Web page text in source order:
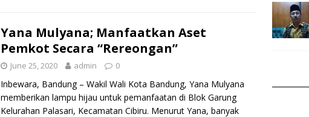
Yana Mulyana; Manfaatkan Aset
Pemkot Secara “Rereongan”
June 25, 2020 admin 0
Inbewara, Bandung – Wakil Wali Kota Bandung, Yana Mulyana
memberikan lampu hijau untuk pemanfaatan di Blok Garung
Kelurahan Palasari, Kecamatan Cibiru. Menurut Yana, banyak